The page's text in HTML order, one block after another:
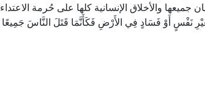
جميعها والأخلاق الإنسانية كلها على حُرمة
نَفْسٍ أَوْ فَسَادٍ فِي الأَرْضِ فَكَأَنَّمَا قَتَلَ النَّاسَ جَمِيعًا